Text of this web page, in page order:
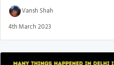
Vansh Shah
4th March 2023